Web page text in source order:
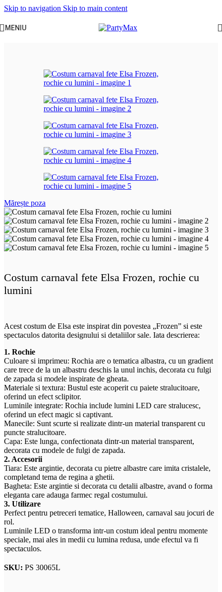
Skip to navigation Skip to main content
MENIU
Mărește poza
Costum carnaval fete Elsa Frozen, rochie cu
lumini
Acest costum de Elsa este inspirat din povestea „Frozen” si este
spectaculos datorita designului si detaliilor sale. Iata descrierea:
1. Rochie
Culoare si imprimeu: Rochia are o tematica albastra, cu un gradient
care trece de la un albastru deschis la unul inchis, decorata cu fulgi
de zapada si modele inspirate de gheata.
Materiale si textura: Bustul este acoperit cu paiete stralucitoare,
oferind un efect sclipitor.
Luminile integrate: Rochia include lumini LED care stralucesc,
oferind un efect magic si captivant.
Manecile: Sunt scurte si realizate dintr-un material transparent cu
puncte stralucitoare.
Capa: Este lunga, confectionata dintr-un material transparent,
decorata cu modele de fulgi de zapada.
2. Accesorii
Tiara: Este argintie, decorata cu pietre albastre care imita cristalele,
completand tema de regina a ghetii.
Bagheta: Este argintie si decorata cu detalii albastre, avand o forma
eleganta care adauga farmec regal costumului.
3. Utilizare
Perfect pentru petreceri tematice, Halloween, carnaval sau jocuri de
rol.
Luminile LED o transforma intr-un costum ideal pentru momente
speciale, mai ales in medii cu lumina redusa, unde efectul va fi
spectaculos.
SKU: PS 30065L